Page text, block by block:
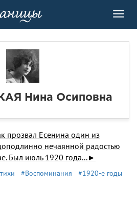
Нина Осиповна
прозвал Есенина один из
нечаянной радостью
Был июль 1920 года...►
#Воспоминания
#1920-е годы